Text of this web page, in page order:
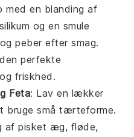
med en blanding af
og en smule
ogpeber efter smag.
perfekte
friskhed.
Feta: Lav en lækker
bruge småtærteforme.
afpisket æg, fløde,